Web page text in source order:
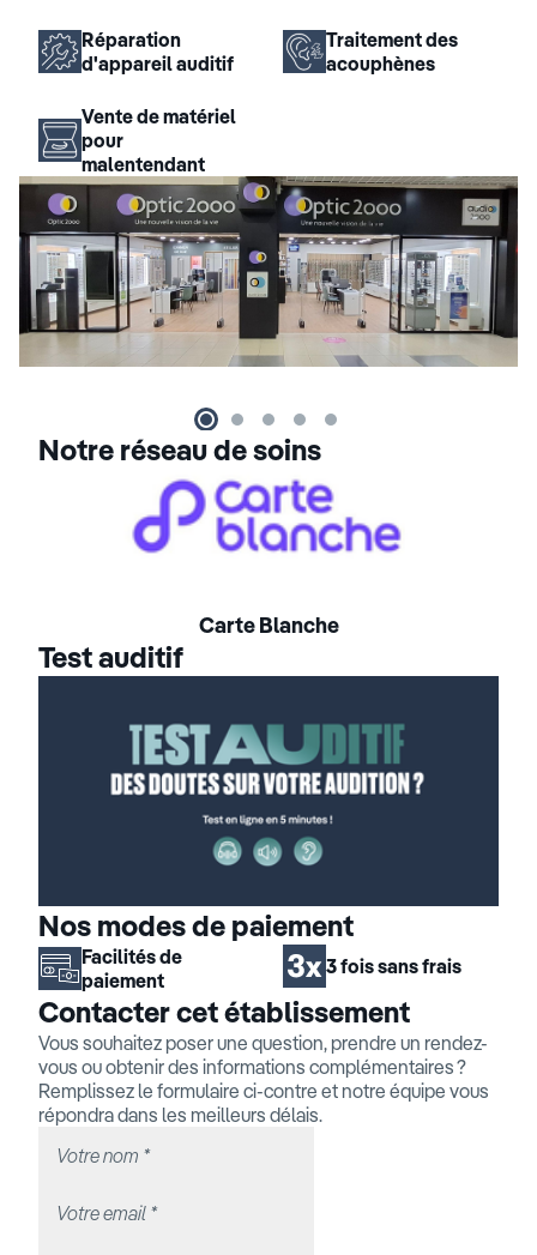
Réparation
d'appareil auditif
Traitement des
acouphènes
Vente de matériel
pour
malentendant
Notre réseau de soins
Carte Blanche
Test auditif
Nos modes de paiement
Facilités de
paiement
3 fois sans frais
Contacter cet établissement
Vous souhaitez poser une question, prendre un rendez-
vous ou obtenir des informations complémentaires ?
Remplissez le formulaire ci-contre et notre équipe vous
répondra dans les meilleurs délais.